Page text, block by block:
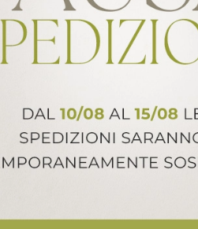
con
Resistente
ALTRI PRODOTTI ARCA ITALY